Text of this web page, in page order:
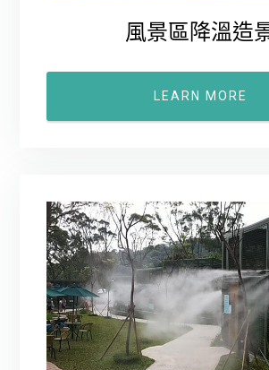
風景區降溫造
LEARN MORE